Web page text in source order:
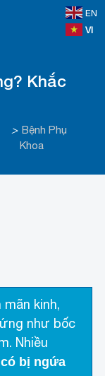
EN
VI
Khắc
> Bệnh Phụ
Khoa
kinh,
như bốc
Nhiều
bị ngứa